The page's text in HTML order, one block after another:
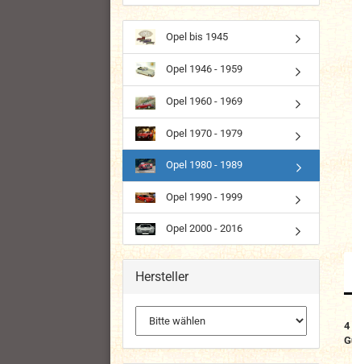
4
Opel bis 1945
Opel 1946 - 1959
Opel 1960 - 1969
Opel 1970 - 1979
Opel 1980 - 1989
Opel 1990 - 1999
Opel 2000 - 2016
Hersteller